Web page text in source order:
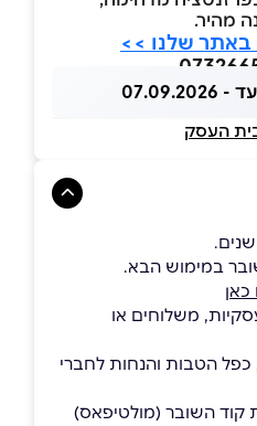
מהיר.
באתר שלנו >>
העסק
במימוש הבא.
כאן
משלוחים או
הטבות והנחות לחברי
קוד השובר (מולטיפאס)